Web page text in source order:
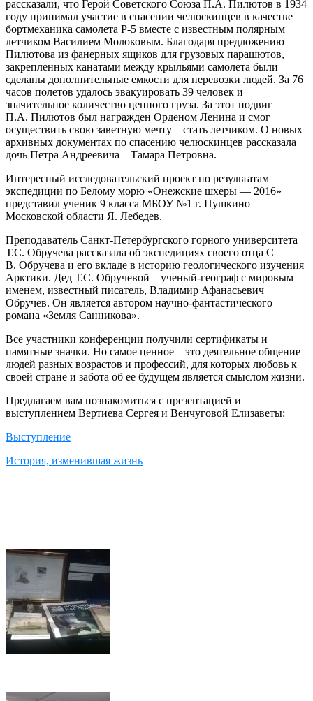
рассказали, что Герой Советского Союза П.А. Пилютов в 1934
году принимал участие в спасении челюскинцев в качестве
бортмеханика самолета Р-5 вместе с известным полярным
летчиком Василием Молоковым. Благодаря предложению
Пилютова из фанерных ящиков для грузовых парашютов,
закрепленных канатами между крыльями самолета были
сделаны дополнительные емкости для перевозки людей. За 76
часов полетов удалось эвакуировать 39 человек и
значительное количество ценного груза. За этот подвиг
П.А. Пилютов был награжден Орденом Ленина и смог
осуществить свою заветную мечту – стать летчиком. О новых
архивных документах по спасению челюскинцев рассказала
дочь Петра Андреевича – Тамара Петровна.
Интересный исследовательский проект по результатам
экспедиции по Белому морю «Онежские шхеры — 2016»
представил ученик 9 класса МБОУ №1 г. Пушкино
Московской области Я. Лебедев.
Преподаватель Санкт-Петербургского горного университета
Т.С. Обручева рассказала об экспедициях своего отца С
В. Обручева и его вкладе в историю геологического изучения
Арктики. Дед Т.С. Обручевой – ученый-географ с мировым
именем, известный писатель, Владимир Афанасьевич
Обручев. Он является автором научно-фантастического
романа «Земля Санникова».
Все участники конференции получили сертификаты и
памятные значки. Но самое ценное – это деятельное общение
людей разных возрастов и профессий, для которых любовь к
своей стране и забота об ее будущем является смыслом жизни.
Предлагаем вам познакомиться с презентацией и
выступлением Вертиева Сергея и Венчуговой Елизаветы:
Выступление
История, изменившая жизнь